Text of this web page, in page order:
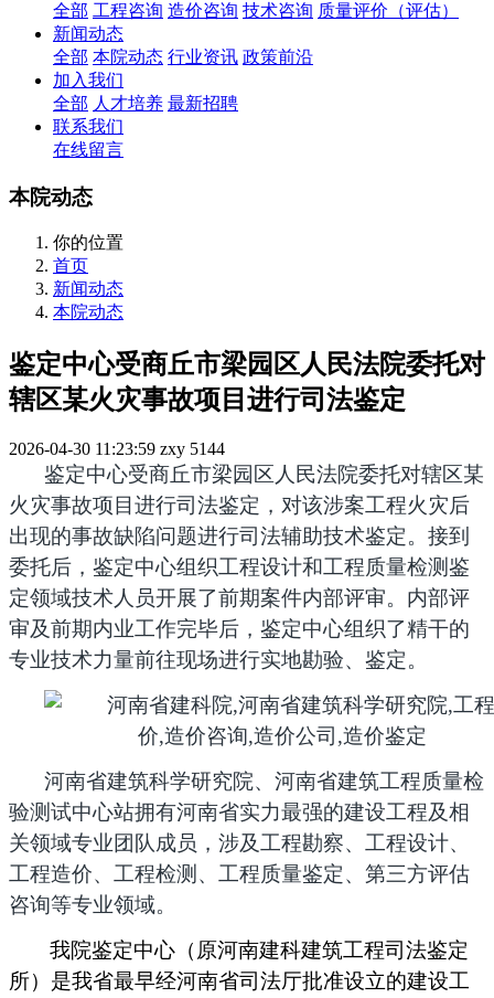
全部 工程咨询 造价咨询 技术咨询 质量评价（评估）
新闻动态
全部 本院动态 行业资讯 政策前沿
加入我们
全部 人才培养 最新招聘
联系我们
在线留言
本院动态
你的位置
首页
新闻动态
本院动态
鉴定中心受商丘市梁园区人民法院委托对
辖区某火灾事故项目进行司法鉴定
2026-04-30 11:23:59 zxy 5144
鉴定中心受商丘市梁园区人民法院委托对辖区某
火灾事故项目进行司法鉴定 ，对该涉案工程火灾后
出现的事故缺陷问题进行司法辅助技术鉴定。接到
委托后，鉴定中心组织工程设计和工程质量检测鉴
定领域技术人员开展了前期案件内部评审。内部评
审及前期内业工作完毕后， 鉴定中心组织了精干的
专业技术力量前往现场进行实地勘验、鉴定。
河南省建筑科学研究院、河南省建筑工程质量检
验测试中心站拥有河南省实力最强的建设工程及相
关领域专业团队成员，涉及工程勘察、工程设计、
工程造价、工程检测、工程质量鉴定、第三方评估
咨询等专业领域。
我院鉴定中心（原河南建科建筑工程司法鉴定
所）是我省最早经河南省司法厅批准设立的建设工